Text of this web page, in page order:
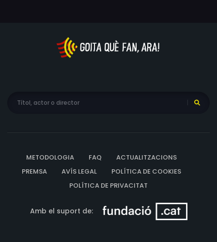
METODOLOGIA FAQ
ACTUALITZACIONS
PREMSA
AVÍS LEGAL
POLÍTICA DE COOKIES
POLÍTICA DE PRIVACITAT
Amb el suport de: